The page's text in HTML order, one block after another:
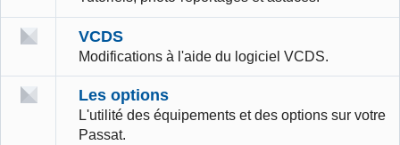
VCDS
Modifications à l'aide du logiciel VCDS.
Les options
L'utilité des équipements et des options sur votre
Passat.